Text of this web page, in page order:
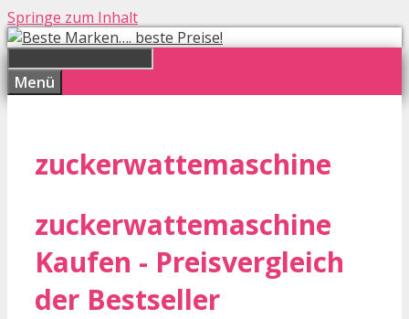
Springe zum Inhalt
Menü
zuckerwattemaschine
zuckerwattemaschine
Kaufen - Preisvergleich
der Bestseller